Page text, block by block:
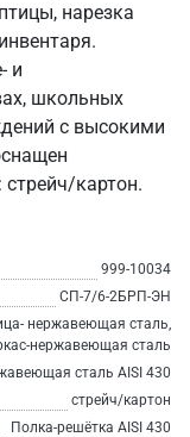
нарезка
и
школьных
с высокими
картон.
999-10034
СП-7/6-2БРП-ЭН
нержавеющая сталь,
нержавеющая сталь
сталь AISI 430
стрейч/картон
Полка-решётка AISI 430